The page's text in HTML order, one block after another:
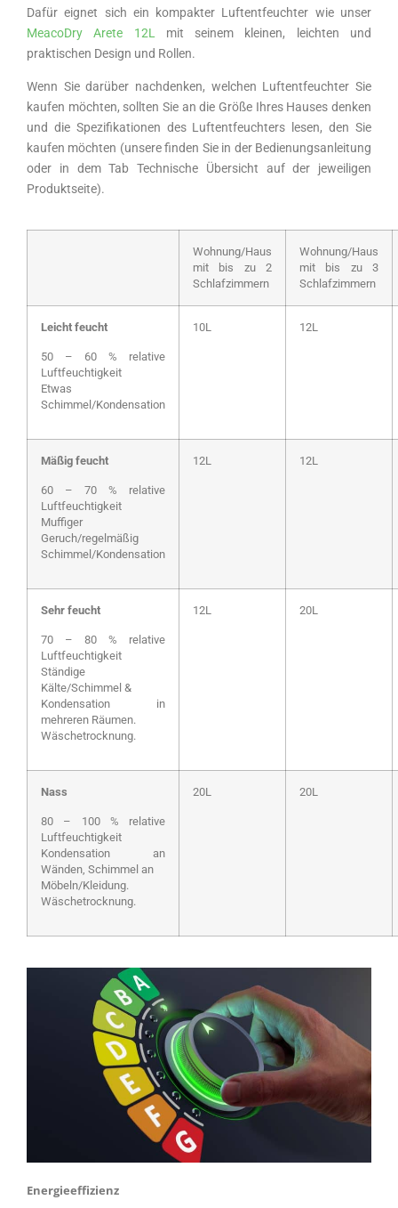
Dafür eignet sich ein kompakter Luftentfeuchter wie unser
MeacoDry Arete 12L
mit seinem kleinen, leichten und
praktischen Design und Rollen.
Wenn Sie darüber nachdenken, welchen Luftentfeuchter Sie
kaufen möchten, sollten Sie an die Größe Ihres Hauses denken
und die Spezifikationen des Luftentfeuchters lesen, den Sie
kaufen möchten (unsere finden Sie in der Bedienungsanleitung
oder in dem Tab Technische Übersicht auf der jeweiligen
Produktseite).
Wohnung/Haus
mit bis zu 2
Schlafzimmern
Wohnung/Haus
mit bis zu 3
Schlafzimmern
Leicht feucht
50 – 60 % relative
Luftfeuchtigkeit
Etwas
Schimmel/Kondensation
10L 12L
Mäßig feucht
60 – 70 % relative
Luftfeuchtigkeit
Muffiger
Geruch/regelmäßig
Schimmel/Kondensation
12L 12L
Sehr feucht
70 – 80 % relative
Luftfeuchtigkeit
Ständige
Kälte/Schimmel &
Kondensation in
mehreren Räumen.
Wäschetrocknung.
12L 20L
Nass
80 – 100 % relative
Luftfeuchtigkeit
Kondensation an
Wänden, Schimmel an
Möbeln/Kleidung.
Wäschetrocknung.
20L 20L
Energieeffizienz